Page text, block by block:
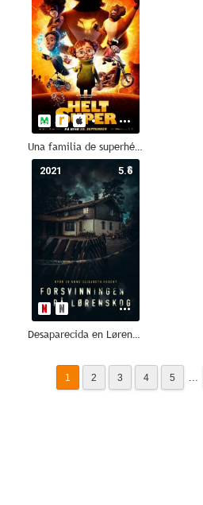
Una familia de superhéroes
5.6
2021
Desaparecida en Lørenskog
1 2 3 4 5 ...